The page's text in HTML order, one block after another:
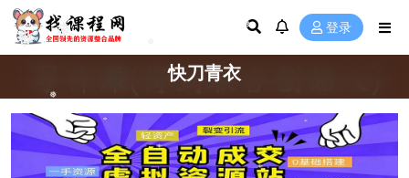
❅
❅ ❅ ❅ 登录
快刀青衣